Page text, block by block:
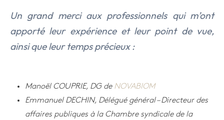
Un grand merci aux professionnels qui m’ont
apporté leur expérience et leur point de vue,
ainsi que leur temps précieux :
Manoël COUPRIE, DG de NOVABIOM
Emmanuel DECHIN, Délégué général – Directeur des
affaires publiques à la Chambre syndicale de la